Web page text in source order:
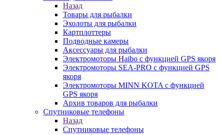
Назад
Товары для рыбалки
Эхолоты для рыбалки
Картплоттеры
Подводные камеры
Аксессуары для рыбалки
Электромоторы Haibo с функцией GPS якоря
Электромоторы SEA-PRO с функцией GPS
якоря
Электромоторы MINN KOTA с функцией
GPS якоря
Архив товаров для рыбалки
Спутниковые телефоны
Назад
Спутниковые телефоны